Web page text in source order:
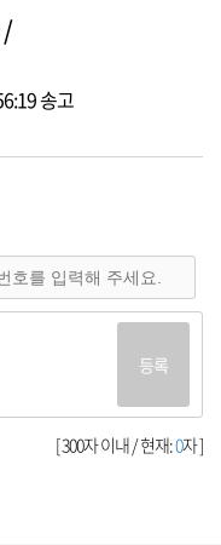
/
송고
등록
[ 300자 이내 / 현재:0자 ]